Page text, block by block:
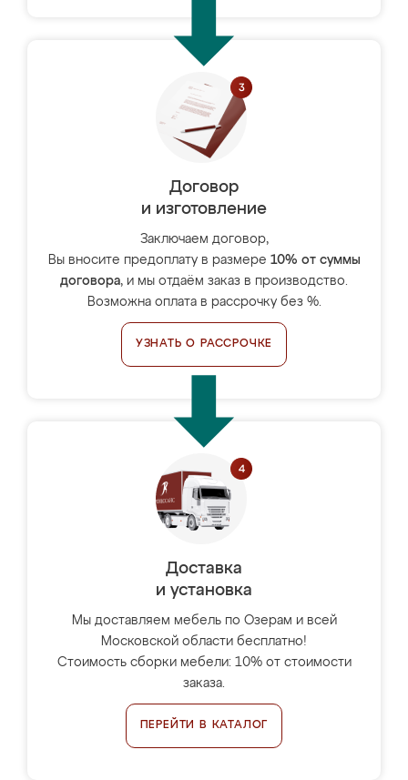
Договор
и изготовление
Заключаем договор,
Вы вносите предоплату в размере 10% от суммы
договора, и мы отдаём заказ в производство.
Возможна оплата в рассрочку без %.
УЗНАТЬ О РАССРОЧКЕ
Доставка
и установка
Мы доставляем мебель по Озерам и всей
Московской области бесплатно!
Стоимость сборки мебели: 10% от стоимости
заказа.
ПЕРЕЙТИ В КАТАЛОГ